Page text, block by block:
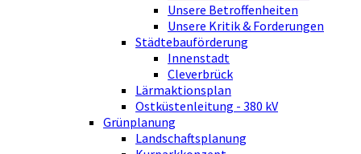
Unsere Betroffenheiten
Unsere Kritik & Forderungen
Städtebauförderung
Innenstadt
Cleverbrück
Lärmaktionsplan
Ostküstenleitung - 380 kV
Grünplanung
Landschaftsplanung